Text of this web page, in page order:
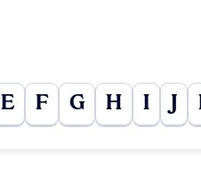
E F G H I J